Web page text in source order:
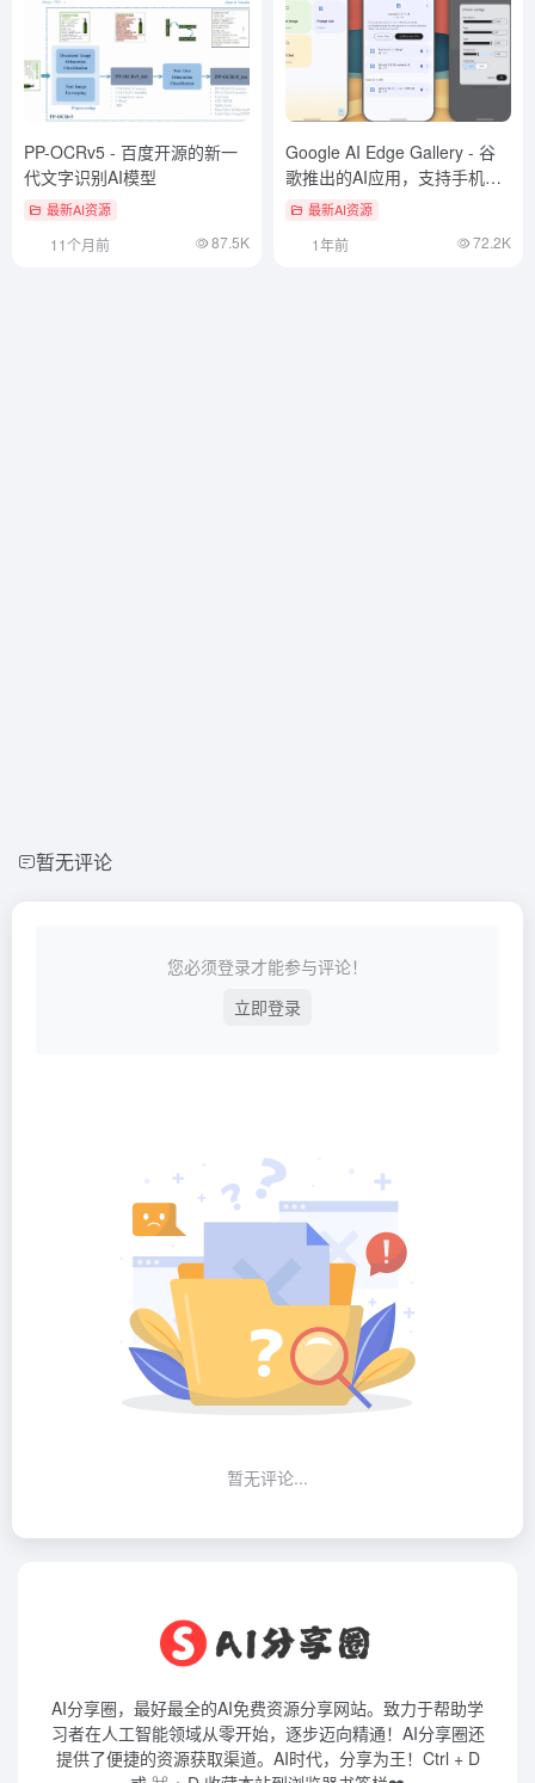
PP-OCRv5 - 百度开源的新一
代文字识别AI模型
最新AI资源
11个月前 87.5K
Google AI Edge Gallery - 谷
歌推出的AI应用，支持手机运
行AI模型
最新AI资源
1年前 72.2K
暂无评论
您必须登录才能参与评论！
立即登录
暂无评论...
AI分享圈，最好最全的AI免费资源分享网站。致力于帮助学
习者在人工智能领域从零开始，逐步迈向精通！AI分享圈还
提供了便捷的资源获取渠道。AI时代，分享为王！Ctrl + D